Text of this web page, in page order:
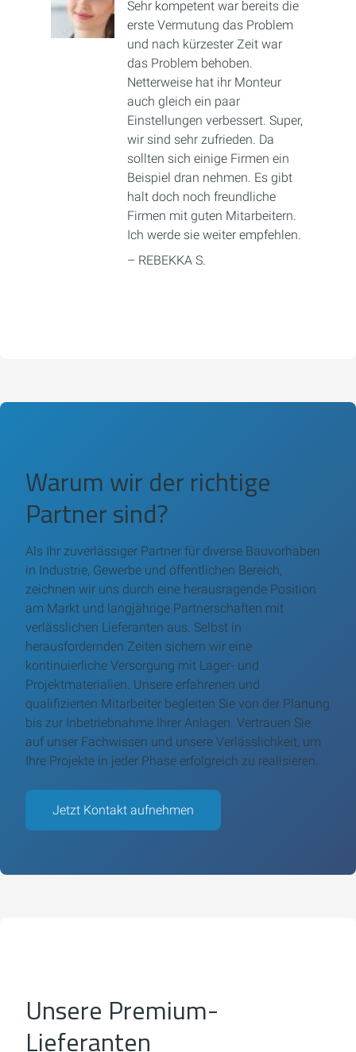
Sehr kompetent war bereits die
erste Vermutung das Problem
und nach kürzester Zeit war
das Problem behoben.
Netterweise hat ihr Monteur
auch gleich ein paar
Einstellungen verbessert. Super,
wir sind sehr zufrieden. Da
sollten sich einige Firmen ein
Beispiel dran nehmen. Es gibt
halt doch noch freundliche
Firmen mit guten Mitarbeitern.
Ich werde sie weiter empfehlen.
– REBEKKA S.
Warum wir der richtige
Partner sind?
Als Ihr zuverlässiger Partner für diverse Bauvorhaben
in Industrie, Gewerbe und öffentlichen Bereich,
zeichnen wir uns durch eine herausragende Position
am Markt und langjährige Partnerschaften mit
verlässlichen Lieferanten aus. Selbst in
herausfordernden Zeiten sichern wir eine
kontinuierliche Versorgung mit Lager- und
Projektmaterialien. Unsere erfahrenen und
qualifizierten Mitarbeiter begleiten Sie von der Planung
bis zur Inbetriebnahme Ihrer Anlagen. Vertrauen Sie
auf unser Fachwissen und unsere Verlässlichkeit, um
Ihre Projekte in jeder Phase erfolgreich zu realisieren.
Jetzt Kontakt aufnehmen
Unsere Premium-
Lieferanten